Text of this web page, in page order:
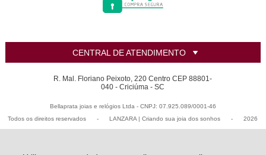
CENTRAL DE ATENDIMENTO
R. Mal. Floriano Peixoto, 220 Centro CEP 88801-
040 - Criciúma - SC
Bellaprata joias e relógios Ltda - CNPJ: 07.925.089/0001-46
Todos os direitos reservados
- LANZARA | Criando sua joia dos sonhos - 2026